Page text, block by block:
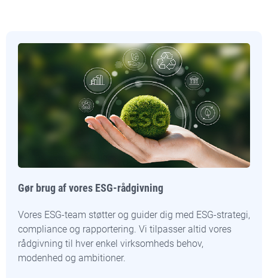
Gør brug af vores ESG-rådgivning
Vores ESG-team støtter og guider dig med ESG-strategi,
compliance og rapportering. Vi tilpasser altid vores
rådgivning til hver enkel virksomheds behov,
modenhed og ambitioner.